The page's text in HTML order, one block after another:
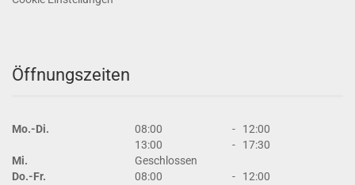
Öffnungszeiten
Mo.-Di. 08:00 -
12:00
13:00
-
17:30
Mi.
Geschlossen
Do.-Fr.
08:00 -
12:00